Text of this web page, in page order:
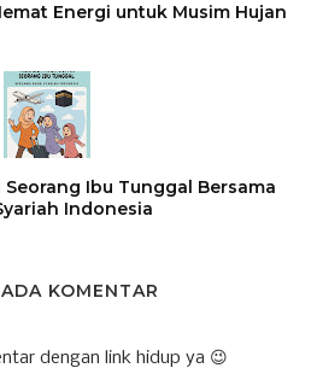
Energi untuk Musim Hujan
Seorang Ibu Tunggal Bersama
Indonesia
KOMENTAR
dengan link hidup ya 😉